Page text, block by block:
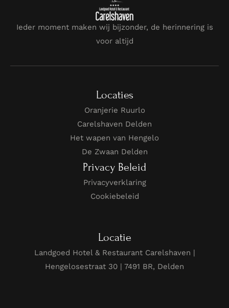
Ieder moment maken wij bijzonder, de herinnering is
voor altijd
Locaties
Oranjerie Ruurlo
Carelshaven Delden
Het wapen van Hengelo
De Zwaan Delden
Privacy Beleid
Privacyverklaring
Cookiebeleid
Locatie
Landgoed Hotel & Restaurant Carelshaven |
Hengelosestraat 30 | 7491 BR, Delden